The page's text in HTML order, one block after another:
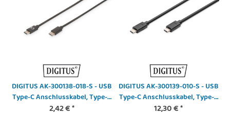
DIGITUS AK-300138-018-S - USB
Type-C Anschlusskabel, Type-C
- C St/St, 1.8m, 3A, 480MB, 2.0
2,42 €*
DIGITUS AK-300139-010-S - USB
Type-C Anschlusskabel, Type-C
zu C St/St, 1.0m, Gen2, 5A, 10GB,
12,30 €*